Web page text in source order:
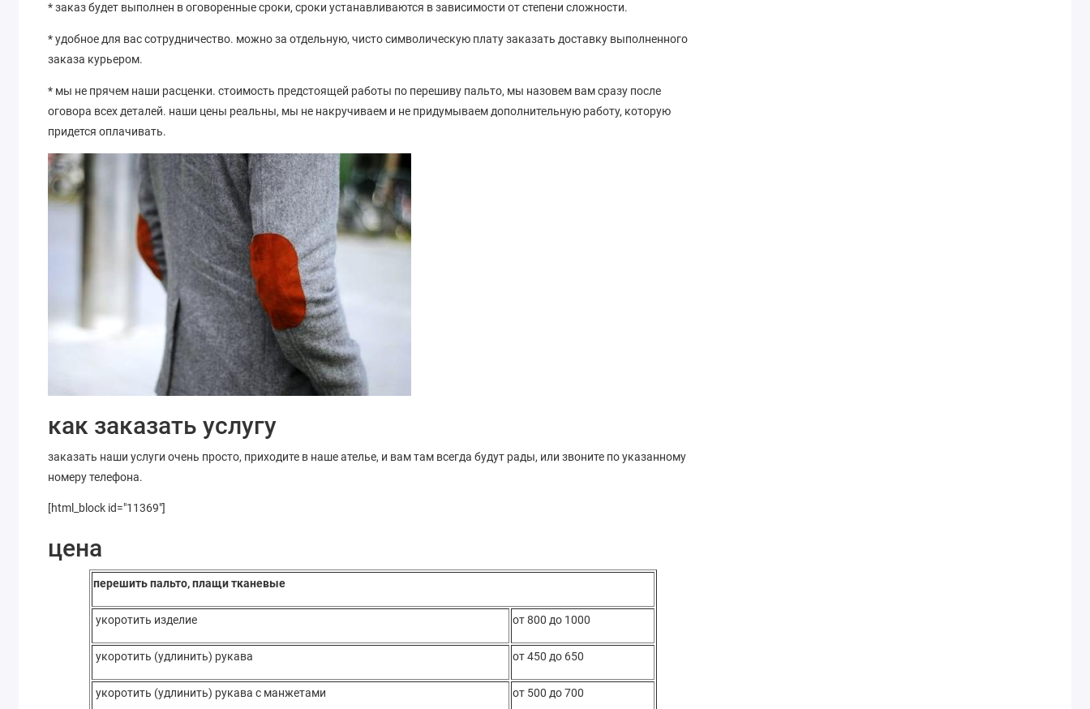
* заказ будет выполнен в оговоренные сроки, сроки устанавливаются в зависимости от степени сложности.
* удобное для вас сотрудничество. можно за отдельную, чисто символическую плату заказать доставку выполненного
заказа курьером.
* мы не прячем наши расценки. стоимость предстоящей работы по перешиву пальто, мы назовем вам сразу после
оговора всех деталей. наши цены реальны, мы не накручиваем и не придумываем дополнительную работу, которую
придется оплачивать.
как заказать услугу
заказать наши услуги очень просто, приходите в наше ателье, и вам там всегда будут рады, или звоните по указанному
номеру телефона.
[html_block id="11369"]
цена
перешить пальто, плащи тканевые
укоротить изделие от 800 до 1000
укоротить (удлинить) рукава от 450 до 650
укоротить (удлинить) рукава с манжетами от 500 до 700